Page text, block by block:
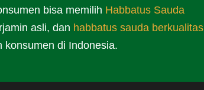
bisa memilih Habbatus Sauda
asli, dan habbatus sauda berkualitas
konsumen di Indonesia.